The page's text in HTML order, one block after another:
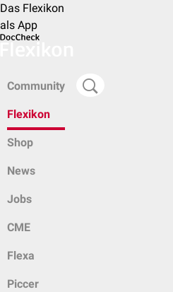
Das Flexikon
als App
Community
Flexikon
Shop
News
Jobs
CME
Flexa
Piccer